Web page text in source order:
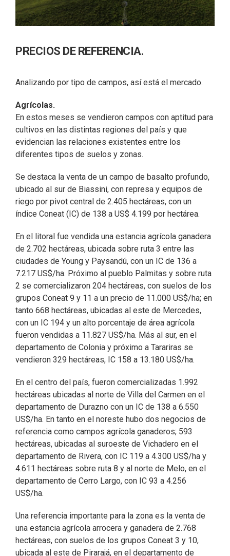
PRECIOS DE REFERENCIA.
Analizando por tipo de campos, así está el mercado.
Agrícolas.
En estos meses se vendieron campos con aptitud para
cultivos en las distintas regiones del país y que
evidencian las relaciones existentes entre los
diferentes tipos de suelos y zonas.
Se destaca la venta de un campo de basalto profundo,
ubicado al sur de Biassini, con represa y equipos de
riego por pivot central de 2.405 hectáreas, con un
índice Coneat (IC) de 138 a US$ 4.199 por hectárea.
En el litoral fue vendida una estancia agrícola ganadera
de 2.702 hectáreas, ubicada sobre ruta 3 entre las
ciudades de Young y Paysandú, con un IC de 136 a
7.217 US$/ha. Próximo al pueblo Palmitas y sobre ruta
2 se comercializaron 204 hectáreas, con suelos de los
grupos Coneat 9 y 11 a un precio de 11.000 US$/ha; en
tanto 668 hectáreas, ubicadas al este de Mercedes,
con un IC 194 y un alto porcentaje de área agrícola
fueron vendidas a 11.827 US$/ha. Más al sur, en el
departamento de Colonia y próximo a Tarariras se
vendieron 329 hectáreas, IC 158 a 13.180 US$/ha.
En el centro del país, fueron comercializadas 1.992
hectáreas ubicadas al norte de Villa del Carmen en el
departamento de Durazno con un IC de 138 a 6.550
US$/ha. En tanto en el noreste hubo dos negocios de
referencia como campos agrícola ganaderos; 593
hectáreas, ubicadas al suroeste de Vichadero en el
departamento de Rivera, con IC 119 a 4.300 US$/ha y
4.611 hectáreas sobre ruta 8 y al norte de Melo, en el
departamento de Cerro Largo, con IC 93 a 4.256
US$/ha.
Una referencia importante para la zona es la venta de
una estancia agrícola arrocera y ganadera de 2.768
hectáreas, con suelos de los grupos Coneat 3 y 10,
ubicada al este de Pirarajá, en el departamento de